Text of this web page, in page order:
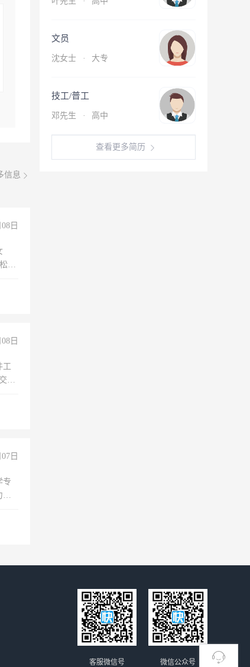
信息
日
，
日
工
五
日
专
文员
沈女士 · 大专
技工/普工
邓先生 · 高中
查看更多简历
微信公众号
客服微信号